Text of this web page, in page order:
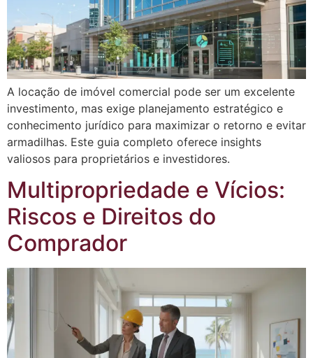
A locação de imóvel comercial pode ser um excelente
investimento, mas exige planejamento estratégico e
conhecimento jurídico para maximizar o retorno e evitar
armadilhas. Este guia completo oferece insights
valiosos para proprietários e investidores.
Multipropriedade e Vícios:
Riscos e Direitos do
Comprador